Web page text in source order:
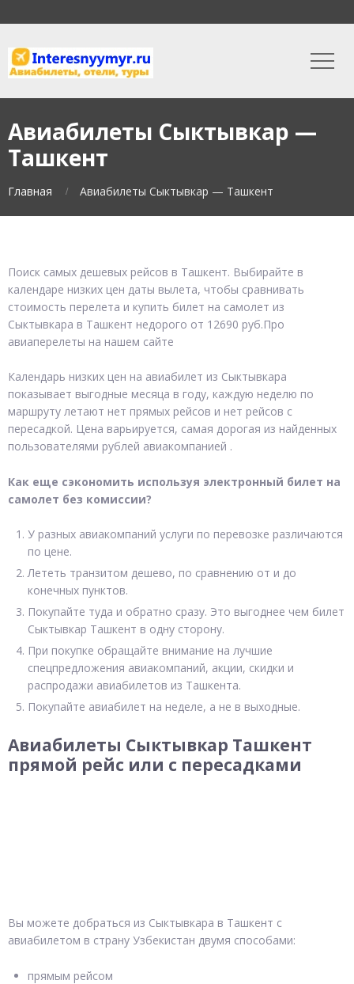
Авиабилеты Сыктывкар —
Ташкент
Главная Авиабилеты Сыктывкар — Ташкент
Поиск самых дешевых рейсов в Ташкент. Выбирайте в
календаре низких цен даты вылета, чтобы сравнивать
стоимость перелета и купить билет на самолет из
Сыктывкара в Ташкент недорого от 12690 руб.Про
авиаперелеты на нашем сайте
Календарь низких цен на авиабилет из Сыктывкара
показывает выгодные месяца в году, каждую неделю по
маршруту летают нет прямых рейсов и нет рейсов с
пересадкой. Цена варьируется, самая дорогая из найденных
пользователями рублей авиакомпанией .
Как еще сэкономить используя электронный билет на
самолет без комиссии?
У разных авиакомпаний услуги по перевозке различаются
по цене.
Лететь транзитом дешево, по сравнению от и до
конечных пунктов.
Покупайте туда и обратно сразу. Это выгоднее чем билет
Сыктывкар Ташкент в одну сторону.
При покупке обращайте внимание на лучшие
спецпредложения авиакомпаний, акции, скидки и
распродажи авиабилетов из Ташкента.
Покупайте авиабилет на неделе, а не в выходные.
Авиабилеты Сыктывкар Ташкент
прямой рейс или с пересадками
Вы можете добраться из Сыктывкара в Ташкент с
авиабилетом в страну Узбекистан двумя способами:
прямым рейсом